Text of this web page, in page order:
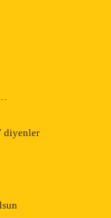
diyenler